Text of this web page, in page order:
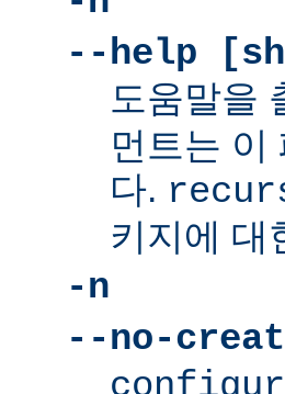
--help
도움말을
먼트는 이
다.
키지에 대
-n
--no-